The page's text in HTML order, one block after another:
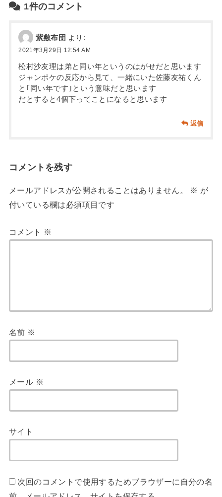
1件のコメント
紫敷布団 より:
2021年3月29日 12:54 AM
松村沙友理は弟と同い年というのはがせだと思います
ジャンポケの反応から見て、一緒にいた佐藤友祐くん
と｢同い年です｣という意味だと思います
だとすると4個下ってことになると思います
返信
コメントを残す
メールアドレスが公開されることはありません。 ※ が
付いている欄は必須項目です
コメント ※
名前 ※
メール ※
サイト
次回のコメントで使用するためブラウザーに自分の名